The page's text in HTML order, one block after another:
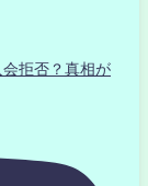
拒否？真相が